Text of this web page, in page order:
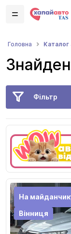
Головна Каталог
Фільтр
На
Вінниця